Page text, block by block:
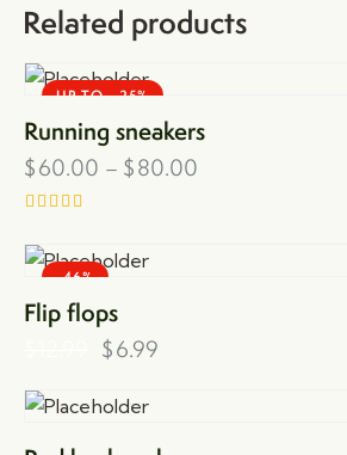
Related products
UP TO- 25%
Running sneakers
$60.00 – $80.00
5.00
out of 5
-46%
Flip flops
$6.99